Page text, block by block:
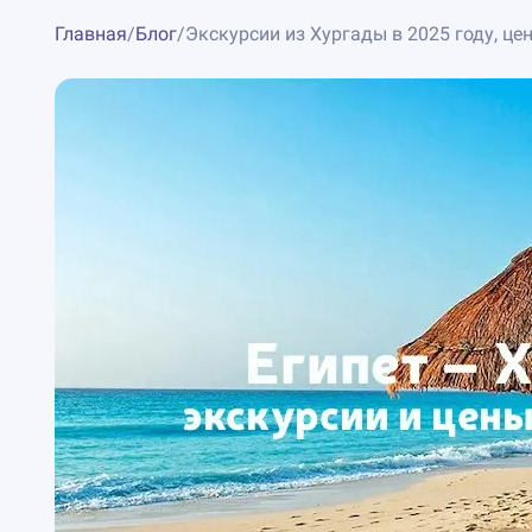
Главная/Блог/Экскурсии из Хургады в 2025 году,